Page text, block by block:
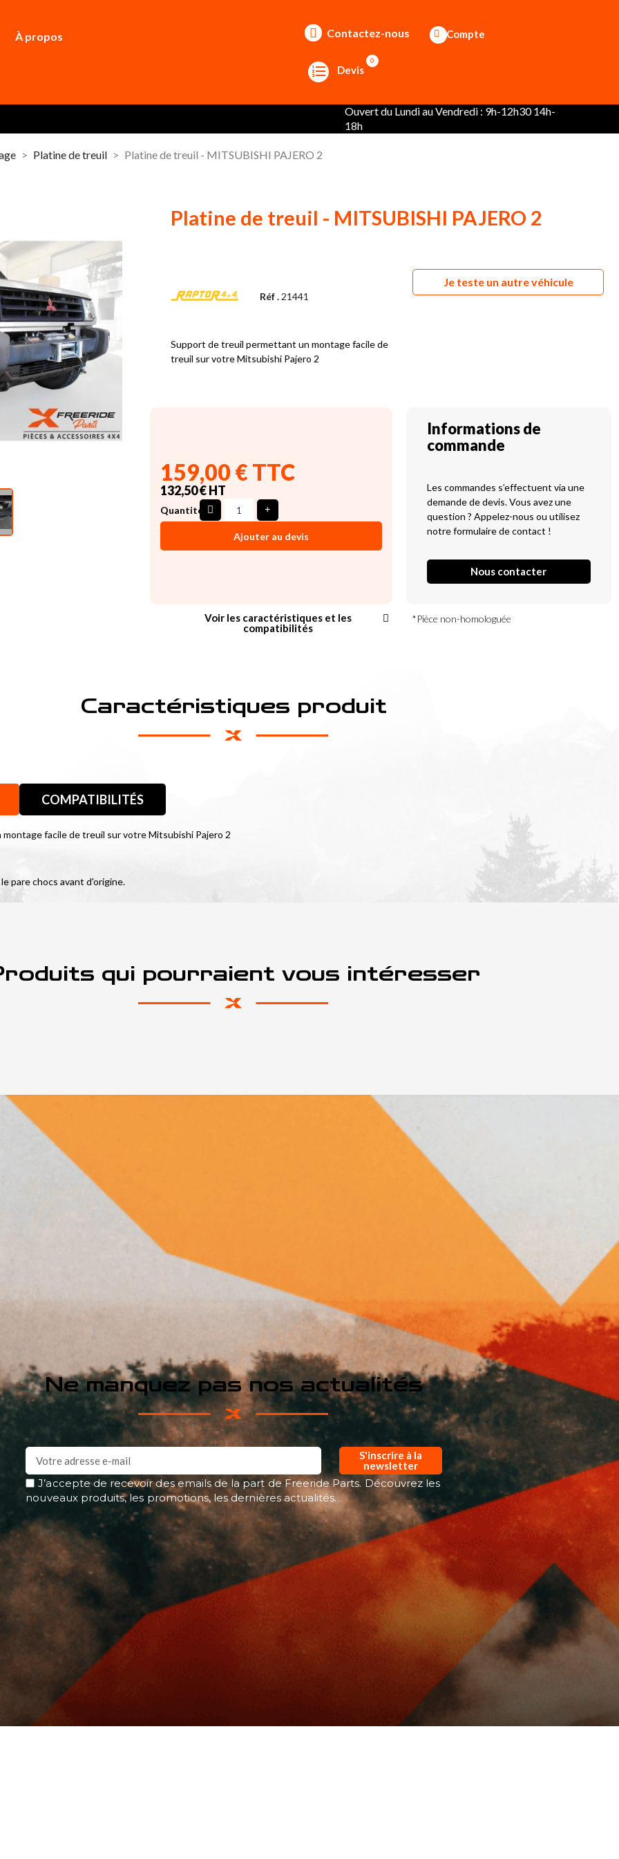
À propos Contactez-nous Compte
Devis
0
Ouvert du Lundi au Vendredi : 9h-12h30 14h-
18h
Platine de treuil Platine de treuil - MITSUBISHI PAJERO 2
Platine de treuil - MITSUBISHI PAJERO 2
Réf . 21441
Support de treuil permettant un montage facile de
treuil sur votre Mitsubishi Pajero 2
Je teste un autre véhicule
159,00 € TTC
132,50 € HT
Quantité
Ajouter au devis
Informations de
commande
Les commandes s’effectuent via une
demande de devis. Vous avez une
question ? Appelez-nous ou utilisez
notre formulaire de contact !
Nous contacter
Voir les caractéristiques et les
compatibilités
*Pièce non-homologuée
Caractéristiques produit
COMPATIBILITÉS
facile de treuil sur votre Mitsubishi Pajero 2
pare chocs avant d'origine.
qui pourraient vous intéresser
Ne manquez pas nos actualités
S'inscrire à la
newsletter
J’accepte de recevoir des emails de la part de Freeride Parts. Découvrez les
nouveaux produits, les promotions, les dernières actualités…